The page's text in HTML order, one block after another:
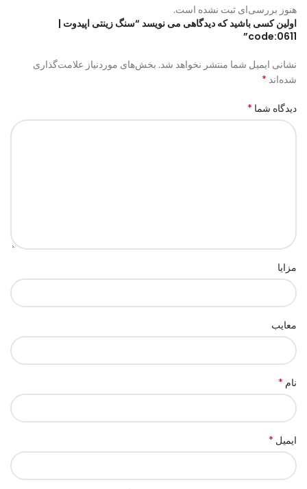
هنوز بررسی‌ای ثبت نشده است.
اولین کسی باشید که دیدگاهی می نویسد “سنگ زینتی اپیدوت |
code:0611”
نشانی ایمیل شما منتشر نخواهد شد. بخش‌های موردنیاز علامت‌گذاری
شده‌اند *
دیدگاه شما *
مزایا
معایب
نام *
ایمیل *